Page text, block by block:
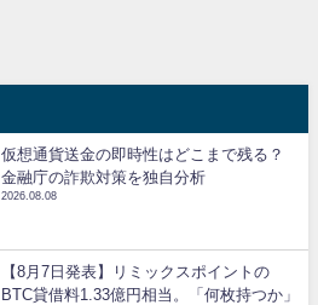
仮想通貨送金の即時性はどこまで残る？
金融庁の詐欺対策を独自分析
2026.08.08
【8月7日発表】リミックスポイントの
BTC貸借料1.33億円相当。「何枚持つか」